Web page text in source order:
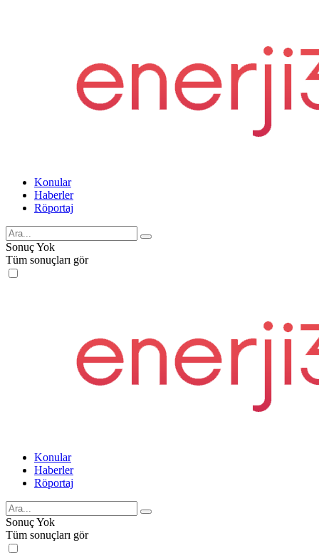
Konular
Haberler
Röportaj
Sonuç Yok
Tüm sonuçları gör
Konular
Haberler
Röportaj
Sonuç Yok
Tüm sonuçları gör